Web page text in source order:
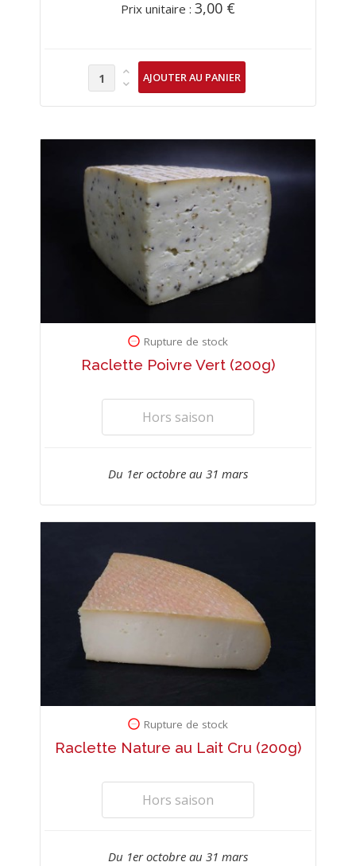
Prix unitaire : 3,00 €
Rupture de stock
Raclette Poivre Vert (200g)
Hors saison
Du 1er octobre au 31 mars
Rupture de stock
Raclette Nature au Lait Cru (200g)
Hors saison
Du 1er octobre au 31 mars